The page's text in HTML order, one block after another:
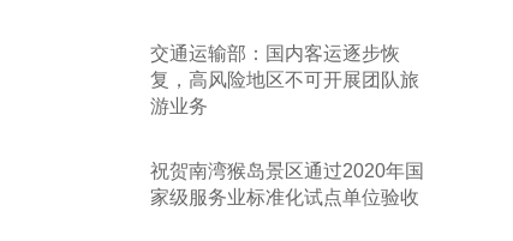
交通运输部：国内客运逐步恢
复，高风险地区不可开展团队旅
游业务
祝贺南湾猴岛景区通过2020年国
家级服务业标准化试点单位验收